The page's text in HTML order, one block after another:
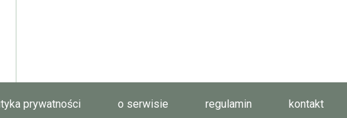
prywatności o serwisie regulamin kontakt